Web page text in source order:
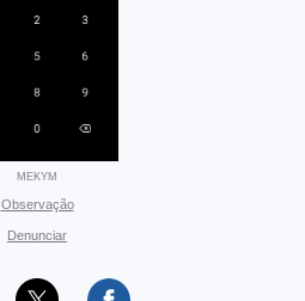
MEKYM
Observação
Denunciar